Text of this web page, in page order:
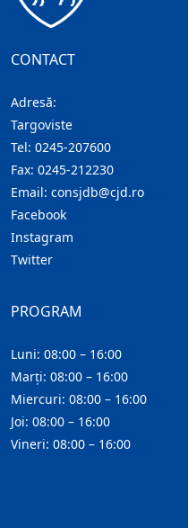
CONTACT
Adresă:
Targoviste
Tel: 0245-207600
Fax: 0245-212230
Email: consjdb@cjd.ro
Facebook
Instagram
Twitter
PROGRAM
Luni: 08:00 – 16:00
Marți: 08:00 – 16:00
Miercuri: 08:00 – 16:00
Joi: 08:00 – 16:00
Vineri: 08:00 – 16:00